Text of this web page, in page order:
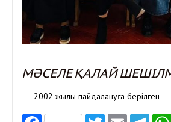
МӘСЕЛЕ ҚАЛАЙ
2002 жылы пайдалануға берілген